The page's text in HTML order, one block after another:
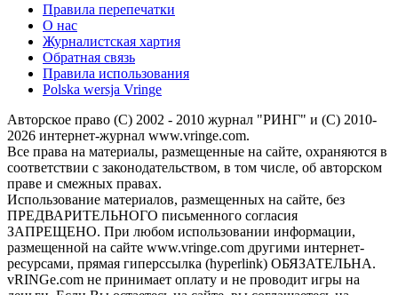
Правила перепечатки
О нас
Журналистская хартия
Обратная связь
Правила использования
Polska wersja Vringe
Авторское право (С) 2002 - 2010 журнал "РИНГ" и (С) 2010-
2026 интернет-журнал www.vringe.com.
Все права на материалы, размещенные на сайте, охраняются в
соответствии с законодательством, в том числе, об авторском
праве и смежных правах.
Использование материалов, размещенных на сайте, без
ПРЕДВАРИТЕЛЬНОГО письменного согласия
ЗАПРЕЩЕНО. При любом использовании информации,
размещенной на сайте www.vringe.com другими интернет-
ресурсами, прямая гиперссылка (hyperlink) ОБЯЗАТЕЛЬНА.
vRINGe.com не принимает оплату и не проводит игры на